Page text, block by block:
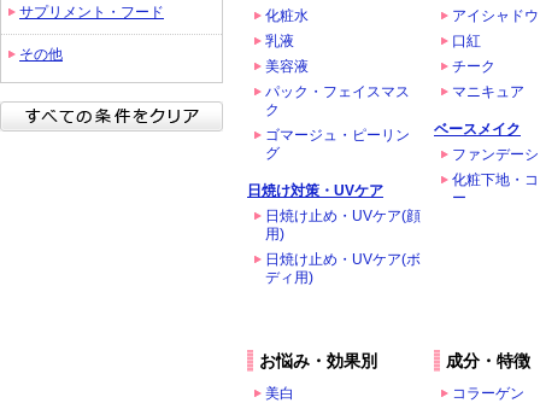
化粧水
乳液
美容液
パック・フェイスマス
ク
ゴマージュ・ピーリン
グ
日焼け対策・UVケア
日焼け止め・UVケア(顔
用)
日焼け止め・UVケア(ボ
ディ用)
アイシャドウ
口紅
チーク
マニキュア
ベースメイク
ファンデー
化粧下地・
ー
お悩み・効果別
美白
成分・特徴
コラーゲン
サプリメント・フード
その他